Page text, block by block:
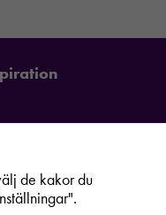
de kakor du